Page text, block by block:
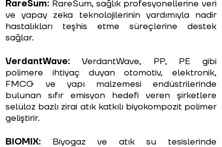
RareSum: RareSum, sağlık profesyonellerine veri
ve yapay zeka teknolojilerinin yardımıyla nadir
hastalıkları teşhis etme süreçlerine destek
sağlar.
VerdantWave: VerdantWave, PP, PE gibi
polimere ihtiyaç duyan otomotiv, elektronik,
FMCG ve yapı malzemesi endüstrilerinde
bulunan sıfır emisyon hedefi veren şirketlere
selüloz bazlı zirai atık katkılı biyokompozit polimer
geliştirir.
BIOMIX: Biyogaz ve atık su tesislerinde